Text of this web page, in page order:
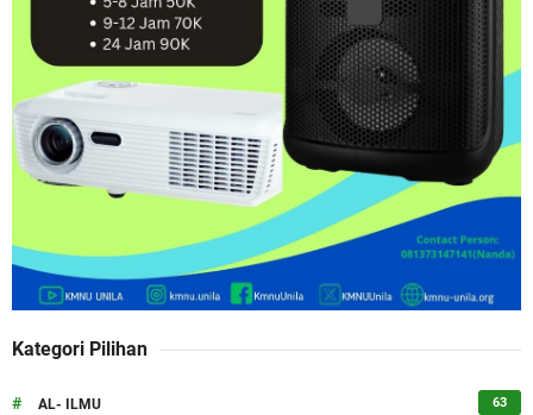
Kategori Pilihan
# AL- ILMU 63